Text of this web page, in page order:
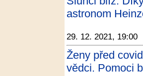
astronom
29. 12. 2021, 19:00
Ženy před
vědci. Pomoci